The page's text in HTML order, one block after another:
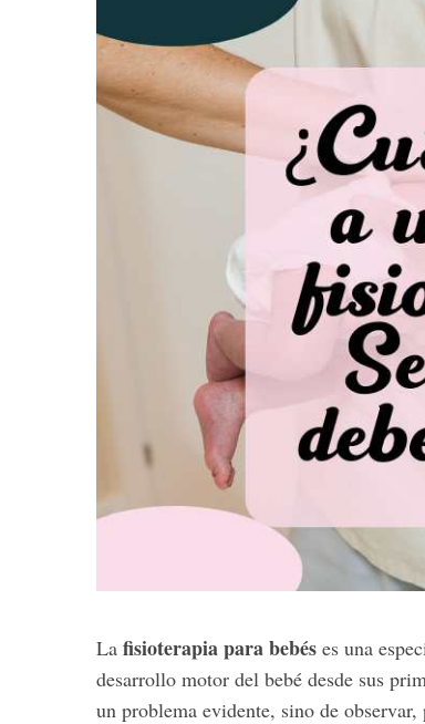
La fisioterapia para bebés es una
desarrollo motor del bebé desde sus
un problema evidente, sino de